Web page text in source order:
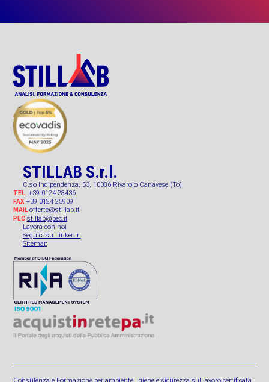
STILLAB S.r.l.
C.so Indipendenza, 53, 10086 Rivarolo Canavese (To)
TEL. +39 0124 28436
FAX+39 0124 25909
MAIL offerte@stillab.it
PEC stillab@pec.it
Lavora con noi
Seguici su Linkedin
Sitemap